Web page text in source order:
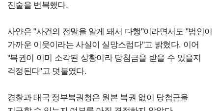
진술을 번복했다.
사얀은 "사건의 전말을 알게 돼서 다행"이라면서도 "범인이
가까운 이웃이라는 사실이 실망스럽다"고 밝혔다. 이어
"복권이 이미 소각된 상황이라 당첨금을 받을 수 있을지
걱정된다"고 덧붙였다.
경찰과 태국 정부복권청은 원본 복권 없이 당첨금을